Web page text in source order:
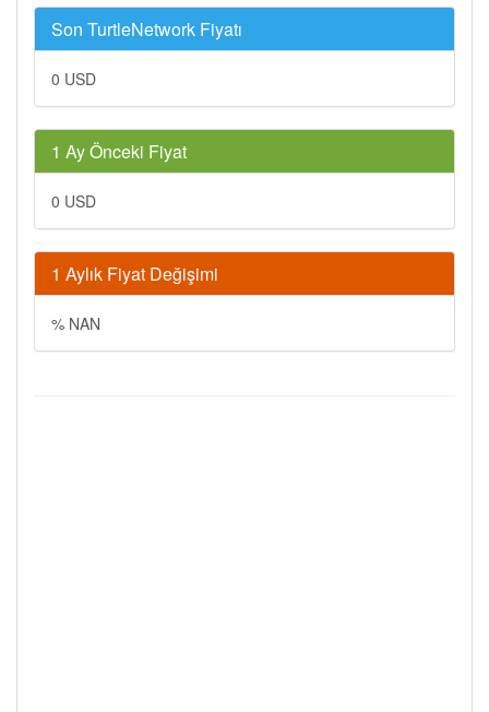
Son TurtleNetwork Fiyatı
0 USD
1 Ay Önceki Fiyat
0 USD
1 Aylık Fiyat Değişimi
% NAN